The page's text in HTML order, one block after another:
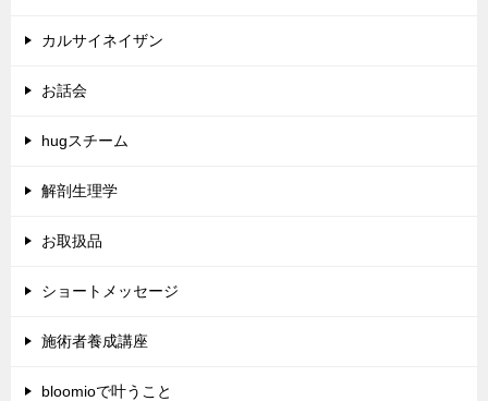
カルサイネイザン
お話会
hugスチーム
解剖生理学
お取扱品
ショートメッセージ
施術者養成講座
bloomioで叶うこと